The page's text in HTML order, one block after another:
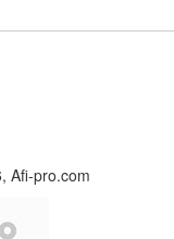
Afi-pro.com